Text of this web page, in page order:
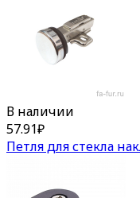
В наличии
57.91₽
Петля для стекла